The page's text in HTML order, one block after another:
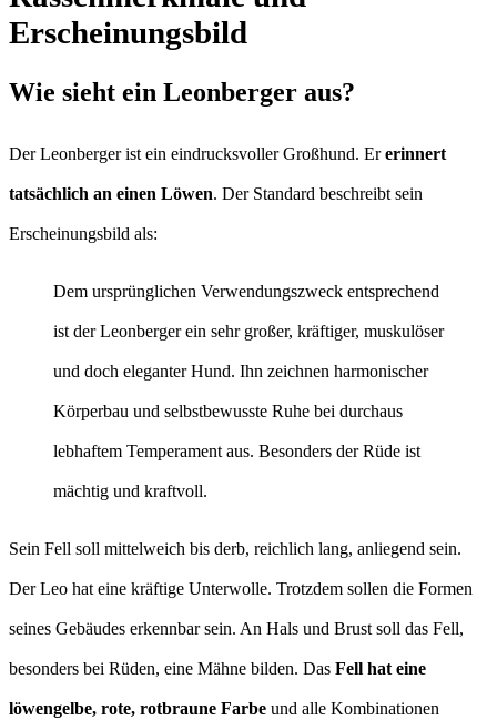
Erscheinungsbild
Wie sieht ein Leonberger aus?
Der Leonberger ist ein eindrucksvoller Großhund. Ererinnert
tatsächlich an einen Löwen. Der Standard beschreibt sein
Erscheinungsbild als:
Dem ursprünglichen Verwendungszweck entsprechend
ist der Leonberger ein sehr großer, kräftiger, muskulöser
und doch eleganter Hund. Ihn zeichnen harmonischer
Körperbau und selbstbewusste Ruhe bei durchaus
lebhaftem Temperament aus. Besonders der Rüde ist
mächtig und kraftvoll.
Sein Fell soll mittelweich bis derb, reichlich lang, anliegend sein.
Der Leo hat eine kräftige Unterwolle. Trotzdem sollen die Formen
seines Gebäudes erkennbar sein. An Hals und Brust soll das Fell,
besonders bei Rüden, eine Mähne bilden. Das Fell hat eine
löwengelbe, rote, rotbraune Farbe und alle Kombinationen